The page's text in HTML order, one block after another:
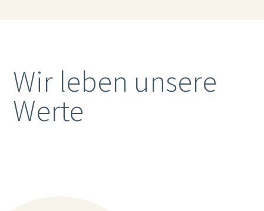
Wir leben unsere
Werte